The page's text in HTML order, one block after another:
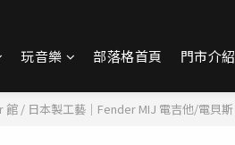
玩音樂 部落格首頁 門市介紹
館 / 日本製工藝｜Fender MIJ 電吉他/電貝斯